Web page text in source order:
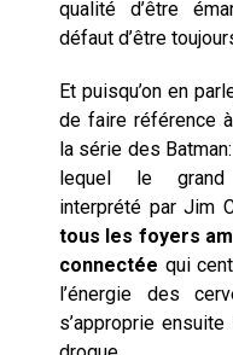
qualité d’être
défaut d’être
Et puisqu’on en
de faire référence
la série des
lequel le grand
interprété par Jim
tous les foyers
connectée qui
l’énergie des
s’approprie